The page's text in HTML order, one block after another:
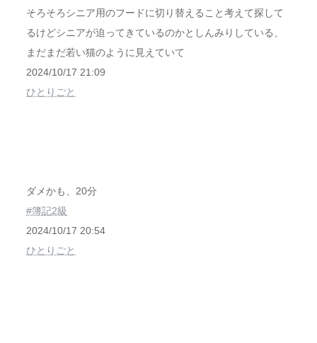
そろそろシニア用のフードに切り替えること考えて探して
るけどシニアが迫ってきているのかとしんみりしている、
まだまだ若い猫のように見えていて
2024/10/17 21:09
ひとりごと
ダメかも、20分
#簿記2級
2024/10/17 20:54
ひとりごと